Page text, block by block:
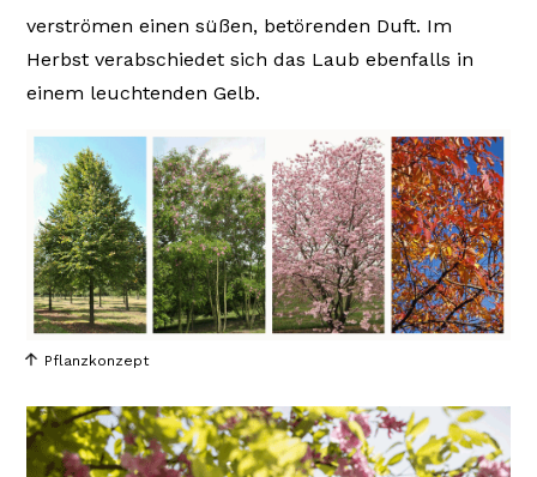
verströmen einen süßen, betörenden Duft. Im
Herbst verabschiedet sich das Laub ebenfalls in
einem leuchtenden Gelb.
Pflanzkonzept